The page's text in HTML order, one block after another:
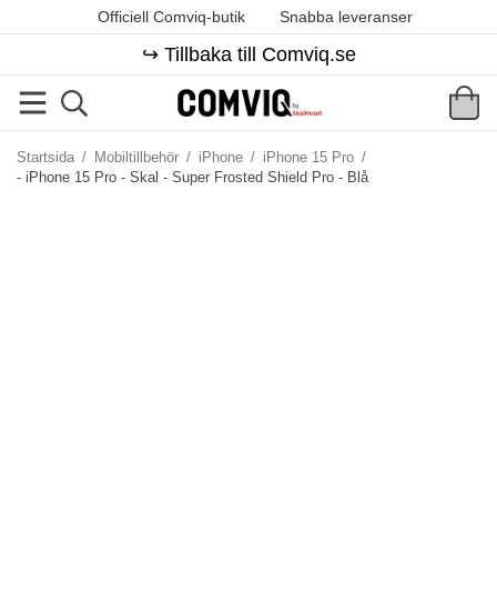
Officiell Comviq-butik Snabba leveranser
↪️ Tillbaka till Comviq.se
Startsida / Mobiltillbehör / iPhone / iPhone 15 Pro /
- iPhone 15 Pro - Skal - Super Frosted Shield Pro - Blå